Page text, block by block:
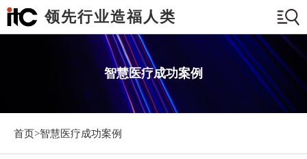
领先行业造福人类
智慧医疗成功案例
首页>智慧医疗成功案例